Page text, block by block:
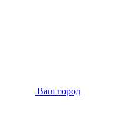
Ваш город